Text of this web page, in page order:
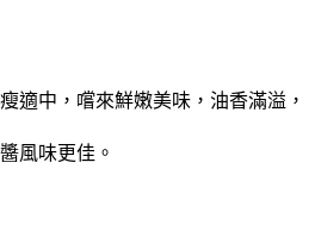
適中，嚐來鮮嫩美味，油香滿溢，
風味更佳。